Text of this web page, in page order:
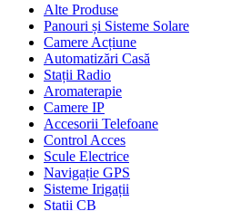
Alte Produse
Panouri și Sisteme Solare
Camere Acțiune
Automatizări Casă
Stații Radio
Aromaterapie
Camere IP
Accesorii Telefoane
Control Acces
Scule Electrice
Navigație GPS
Sisteme Irigații
Stații CB